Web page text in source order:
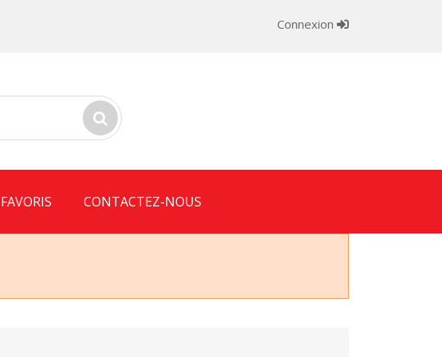
Connexion
FAVORIS CONTACTEZ-NOUS